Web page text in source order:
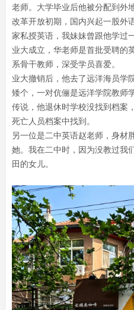
老师。大学毕业后他被分配到外
改革开放初期，国内兴起一股外
家私授英语，我妹妹曾跟他学过
业大成立，华老师是首批受聘的
系骨干教师，深受学员喜爱。
业大撤销后，他去了远洋海员学
矮个，一对伉俪是远洋学院教师
传说，他退休时学校没找到档案
死亡人员档案中找到。
另一位是二中英语赵老师，身材
她。我在二中时，因为没教过我
田的女儿。